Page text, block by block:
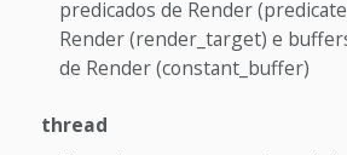
predicados de Render
Render (render_target) e
de Render (constant_buffer)
thread